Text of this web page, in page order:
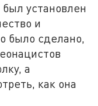
установлен
и
было сделано,
а
как она